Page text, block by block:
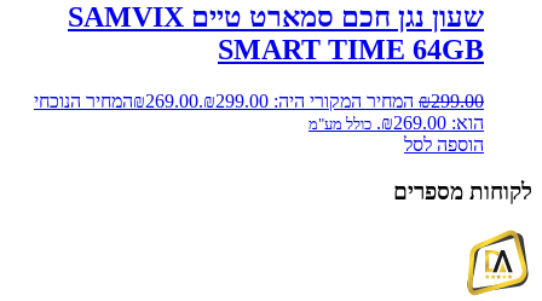
שעון נגן חכם סמארט טיים SAMVIX
SMART TIME 64GB
₪299.00 המחיר המקורי היה: ₪299.00. ₪269.00
המחיר הנוכחי
הוא: ₪269.00.
כולל מע"מ
הוספה לסל
לקוחות מספרים